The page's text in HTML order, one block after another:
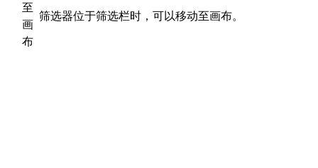
至
画
布
筛选器位于筛选栏时，可以移动至画布。